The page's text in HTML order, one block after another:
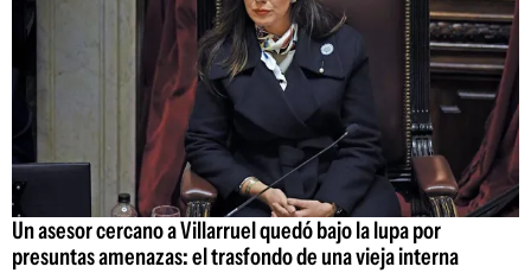
Un asesor cercano a Villarruel quedó bajo la lupa por
presuntas amenazas: el trasfondo de una vieja interna